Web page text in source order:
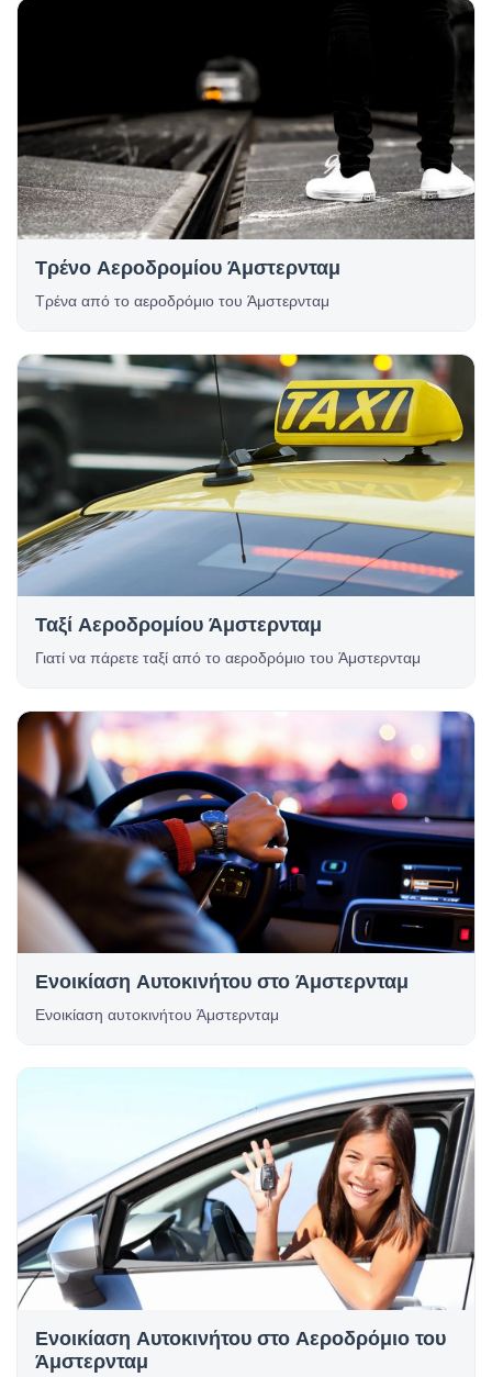
Τρένο Αεροδρομίου Άμστερνταμ
Τρένα από το αεροδρόμιο του Άμστερνταμ
Ταξί Αεροδρομίου Άμστερνταμ
Γιατί να πάρετε ταξί από το αεροδρόμιο του Άμστερνταμ
Ενοικίαση Αυτοκινήτου στο Άμστερνταμ
Ενοικίαση αυτοκινήτου Άμστερνταμ
Ενοικίαση Αυτοκινήτου στο Αεροδρόμιο του
Άμστερνταμ